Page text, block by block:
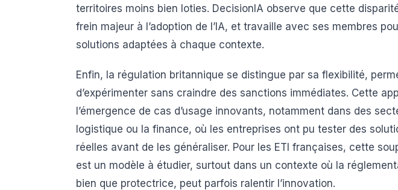
territoires moins bien loties. DecisionIA observe que cette
frein majeur à l’adoption de l’IA, et travaille avec ses membres
solutions adaptées à chaque contexte.
Enfin, la régulation britannique se distingue par sa flexibilité,
d’expérimenter sans craindre des sanctions immédiates. Cette
l’émergence de cas d’usage innovants, notamment dans des
logistique ou la finance, où les entreprises ont pu tester des
réelles avant de les généraliser. Pour les ETI françaises, cette
est un modèle à étudier, surtout dans un contexte où la
bien que protectrice, peut parfois ralentir l’innovation.